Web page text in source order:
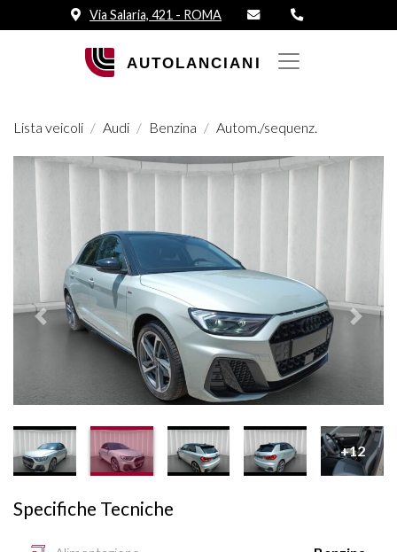
Via Salaria, 421 - ROMA
Lista veicoli Audi Benzina Autom./sequenz.
Prededente
+12
Specifiche Tecniche